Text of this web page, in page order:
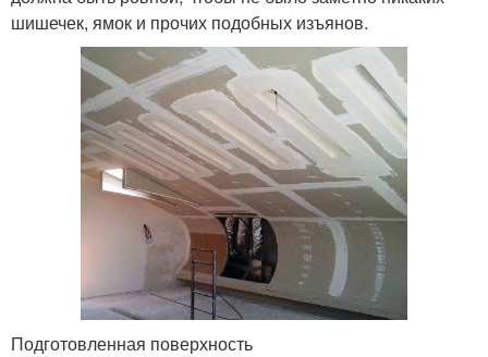
шишечек, ямок и прочих подобных изъянов.
Подготовленная поверхность